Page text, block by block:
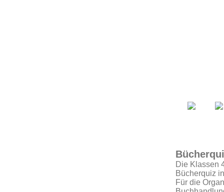
Die Klassen
Bücherquiz
Für die